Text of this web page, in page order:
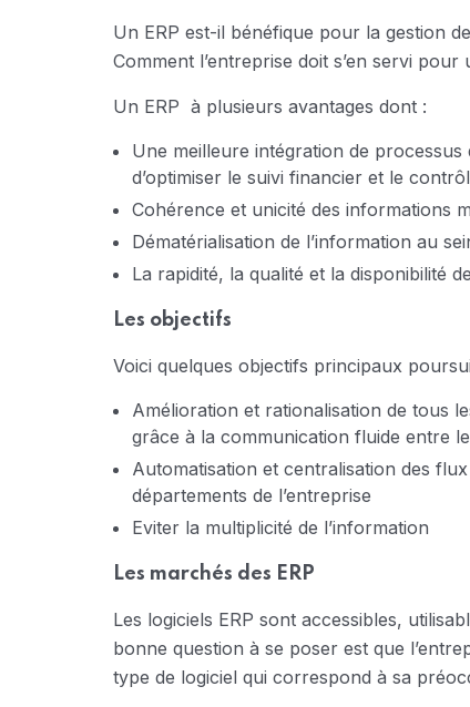
Un ERP est-il bénéfique pour la gestion
Comment l’entreprise doit s’en servi
Un ERP à plusieurs avantages dont :
Une meilleure intégration de
d’optimiser le suivi financier et le
Cohérence et unicité des informations
Dématérialisation de l’information au
La rapidité, la qualité et la disponibilité
Les objectifs
Voici quelques objectifs principaux
Amélioration et rationalisation de tous
grâce à la communication fluide entre
Automatisation et centralisation des
départements de l’entreprise
Eviter la multiplicité de l’information
Les marchés des ERP
Les logiciels ERP sont accessibles,
bonne question à se poser est que
type de logiciel qui correspond à sa